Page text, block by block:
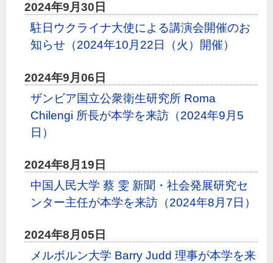
2024年9月30日
駐日ウクライナ大使による講演会開催のお
知らせ（2024年10月22日（火）開催）
2024年9月06日
ザンビア国立公衆衛生研究所 Roma
Chilengi 所長が本学を来訪（2024年9月5
日）
2024年8月19日
中国人民大学 蔡 雯 新聞・社会発展研究セ
ンター主任が本学を来訪（2024年8月7日）
2024年8月05日
メルボルン大学 Barry Judd 理事が本学を来